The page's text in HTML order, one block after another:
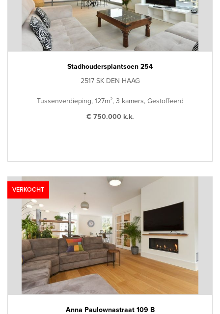
Stadhoudersplantsoen 254
2517 SK DEN HAAG
Tussenverdieping, 127m², 3 kamers, Gestoffeerd
€ 750.000 k.k.
VERKOCHT
Anna Paulownastraat 109 B